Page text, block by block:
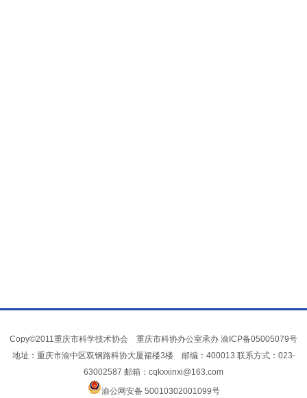
Copy©2011重庆市科学技术协会 重庆市科协办公室承办 渝ICP备05005079号
地址：重庆市渝中区双钢路科协大厦裙楼3楼 邮编：400013 联系方式：023-
63002587 邮箱：cqkxxinxi@163.com
渝公网安备 50010302001099号